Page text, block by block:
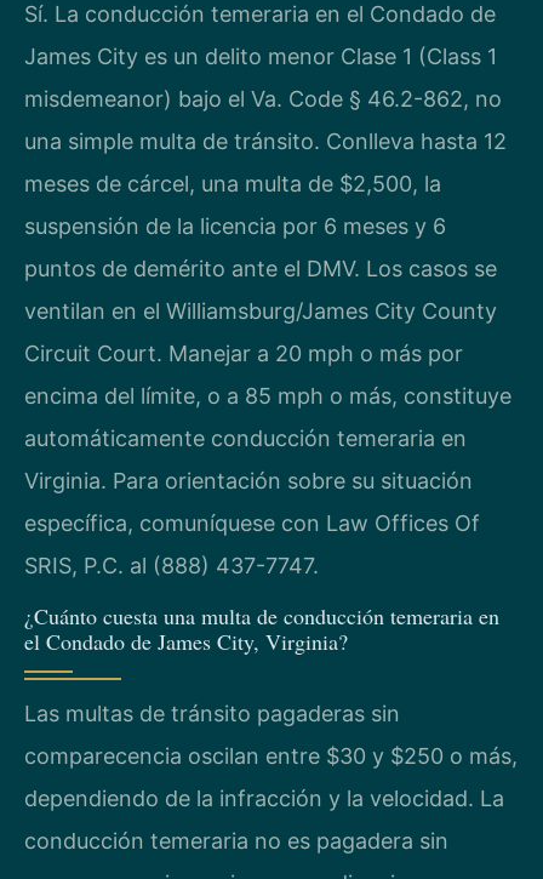
Sí. La conducción temeraria en el Condado de
James City es un delito menor Clase 1 (Class 1
misdemeanor) bajo el Va. Code § 46.2-862, no
una simple multa de tránsito. Conlleva hasta 12
meses de cárcel, una multa de $2,500, la
suspensión de la licencia por 6 meses y 6
puntos de demérito ante el DMV. Los casos se
ventilan en el Williamsburg/James City County
Circuit Court. Manejar a 20 mph o más por
encima del límite, o a 85 mph o más, constituye
automáticamente conducción temeraria en
Virginia. Para orientación sobre su situación
específica, comuníquese con Law Offices Of
SRIS, P.C. al (888) 437-7747.
¿Cuánto cuesta una multa de conducción temeraria en
el Condado de James City, Virginia?
Las multas de tránsito pagaderas sin
comparecencia oscilan entre $30 y $250 o más,
dependiendo de la infracción y la velocidad. La
conducción temeraria no es pagadera sin